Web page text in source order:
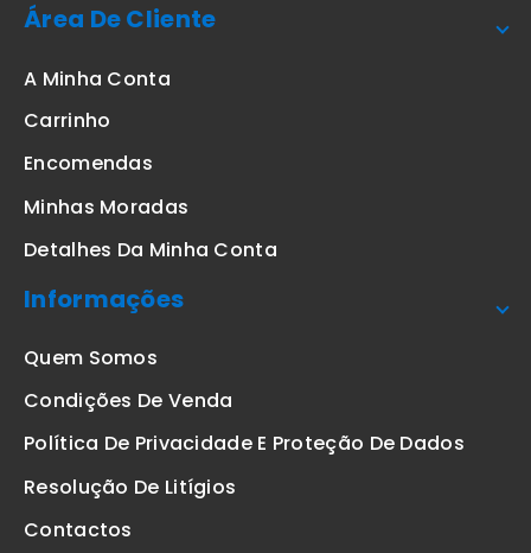
Área De Cliente
A Minha Conta
Carrinho
Encomendas
Minhas Moradas
Detalhes Da Minha Conta
Informações
Quem Somos
Condições De Venda
Política De Privacidade E Proteção De Dados
Resolução De Litígios
Contactos